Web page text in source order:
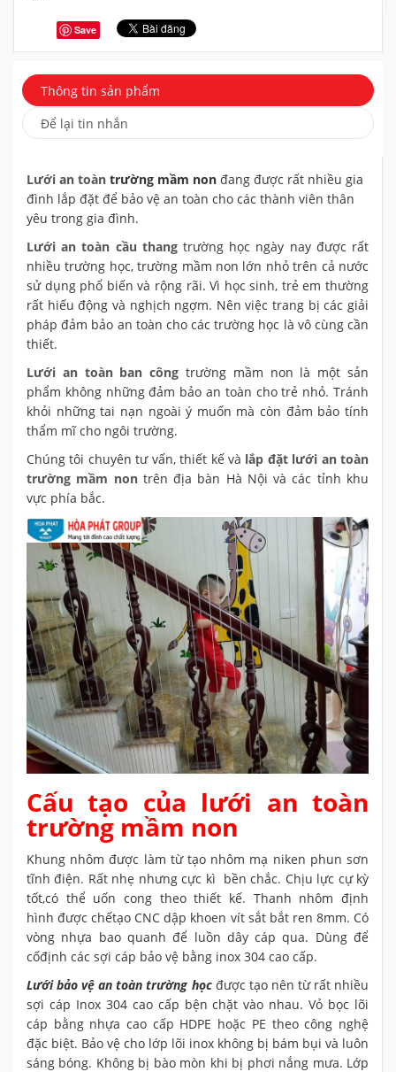
Save
Thông tin sản phẩm
Để lại tin nhắn
Lưới an toàn trường mầm non đang được rất nhiều gia
đình lắp đặt để bảo vệ an toàn cho các thành viên thân
yêu trong gia đình.
Lưới an toàn cầu thangtrường học ngày nay được rất
nhiều trường học, trường mầm non lớn nhỏ trên cả nước
sử dụng phổ biến và rộng rãi. Vì học sinh, trẻ em thường
rất hiếu động và nghịch ngợm. Nên việc trang bị các giải
pháp đảm bảo an toàn cho các trường học là vô cùng cần
thiết.
Lưới an toàn ban công trường mầm non là một sản
phẩm không những đảm bảo an toàn cho trẻ nhỏ. Tránh
khỏi những tai nạn ngoài ý muốn mà còn đảm bảo tính
thẩm mĩ cho ngôi trường.
Chúng tôi chuyên tư vấn, thiết kế và lắp đặt lưới an toàn
trường mầm nontrên địa bàn Hà Nội và các tỉnh khu
vực phía bắc.
Cấu tạo của lưới an toàn
trường mầm non
Khung nhôm được làm từ tạo nhôm mạ niken phun sơn
tĩnh điện. Rất nhẹ nhưng cực kì bền chắc. Chịu lực cự kỳ
tốt,có thể uốn cong theo thiết kế. Thanh nhôm định
hình được chếtạo CNC dập khoen vít sắt bắt ren 8mm. Có
vòng nhựa bao quanh để luồn dây cáp qua. Dùng để
cốđịnh các sợi cáp bảo vệ bằng inox 304 cao cấp.
Lưới bảo vệ an toàn trường họcđược tạo nên từ rất nhiều
sợi cáp Inox 304 cao cấp bện chặt vào nhau. Vỏ bọc lõi
cáp bằng nhựa cao cấp HDPE hoặc PE theo công nghệ
đặc biệt. Bảo vệ cho lớp lõi inox không bị bám bụi và luôn
sáng bóng. Không bị bào mòn khi bị phơi nắng mưa. Lớp